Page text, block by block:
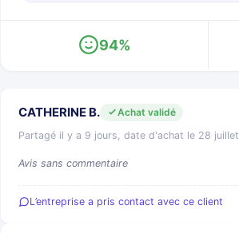
94%
CATHERINE B.
Achat validé
Partagé il y a 9 jours, date d'achat le 28 juillet
Avis sans commentaire
L’entreprise a pris contact avec ce client